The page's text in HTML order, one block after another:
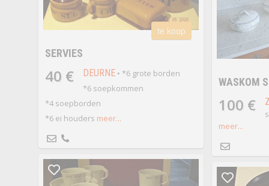
te koop
SERVIES
40 € DEURNE• *6 grote borden
*6 soepkommen
*4 soepborden
*6 ei houders meer...
WASKOM
100 €
meer...